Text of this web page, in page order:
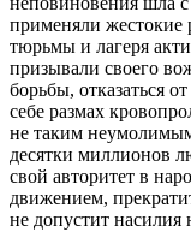
применяли жестокие
тюрьмы и лагеря
призывали своего
борьбы, отказаться
себе размах
не таким
десятки миллионов
свой авторитет в
движением,
не допустит